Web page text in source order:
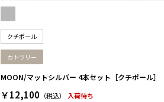
クチポール
カトラリー
MOON/マットシルバー 4本セット［クチポール］
￥12,100 （税込） 入荷待ち